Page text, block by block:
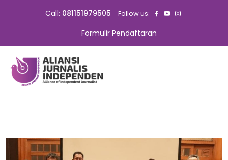
Call: 081151979505 Follow us:
Formulir Pendaftaran